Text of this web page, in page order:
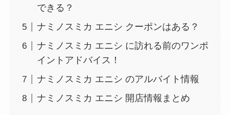
できる？
ナミノスミカ エニシ クーポンはある？
ナミノスミカ エニシ に訪れる前のワンポ
イントアドバイス！
ナミノスミカ エニシ のアルバイト情報
ナミノスミカ エニシ 開店情報まとめ